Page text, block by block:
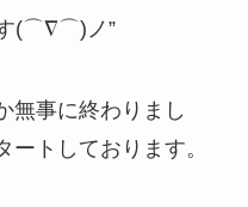
す(⌒∇⌒)ノ”
無事に終わりまし
トしております。